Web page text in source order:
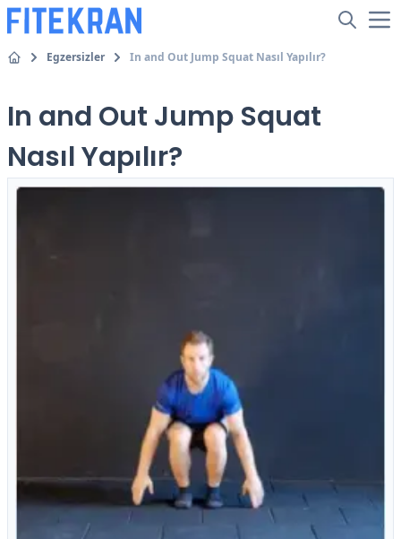
Egzersizler In and Out Jump Squat Nasıl Yapılır?
In and Out Jump Squat
Nasıl Yapılır?